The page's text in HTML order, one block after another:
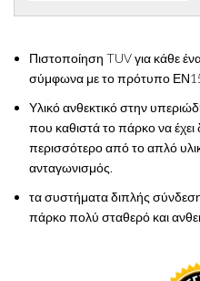
Πιστοποίηση TUV για κάθε
σύμφωνα με το πρότυπο
Υλικό ανθεκτικό στην
που καθιστά το πάρκο να έχει
περισσότερο από το απλό
ανταγωνισμός.
τα συστήματα διπλής
πάρκο πολύ σταθερό και